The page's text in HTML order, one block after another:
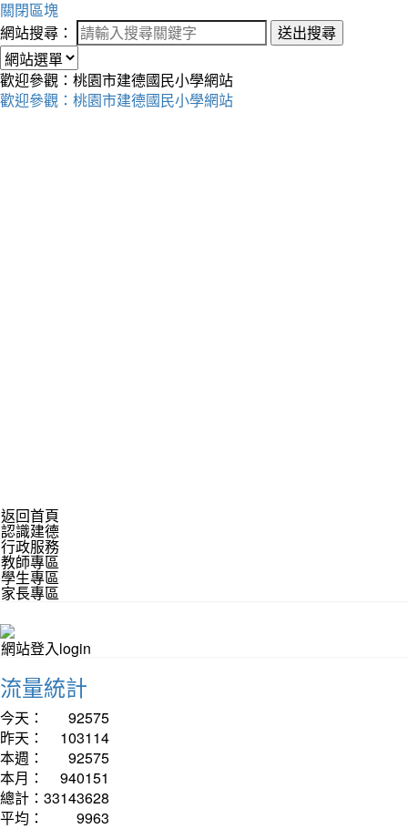
關閉區塊
網站搜尋：
送出搜尋
歡迎參觀：桃園市建德國民小學網站
歡迎參觀：桃園市建德國民小學網站
返回首頁
認識建德
行政服務
教師專區
學生專區
家長專區
網站登入login
流量統計
今天：
92575
昨天：
103114
本週：
92575
本月：
940151
總計： 33143628
平均：
9963